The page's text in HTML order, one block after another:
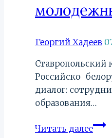
Георгий Хадеев
Ставропольский
Российско-
диалог:
образования…
Читать далее